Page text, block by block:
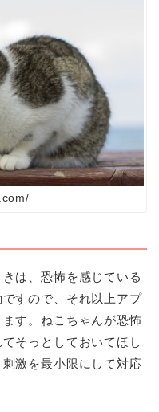
は、恐怖を感じている
すので、それ以上アプ
す。ねこちゃんが恐怖
そっとしておいてほし
激を最小限にして対応